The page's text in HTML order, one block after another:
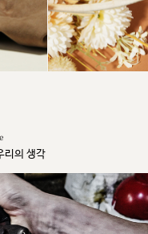
리의 생각